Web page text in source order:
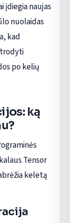
įdiegia naujas
nuolaidas
kad
po kelių
ką
Tensor
keletą